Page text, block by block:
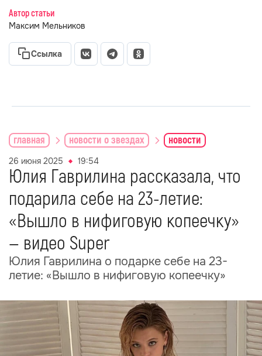
Автор статьи
Максим Мельников
Ссылка
главная новости о звездах новости
26 июня 2025 19:54
Юлия Гаврилина рассказала, что
подарила себе на 23-летие:
«Вышло в нифиговую копеечку»
— видео Super
Юлия Гаврилина о подарке себе на 23-
летие: «Вышло в нифиговую копеечку»